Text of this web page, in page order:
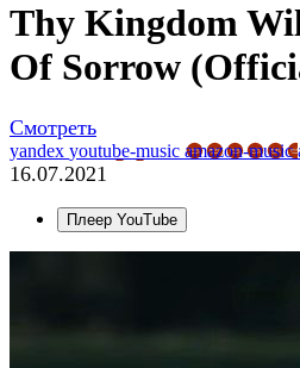
Thy Kingdom
Of Sorrow
Смотреть
yandex youtube-music amazon-music
16.07.2021
Плеер YouTube